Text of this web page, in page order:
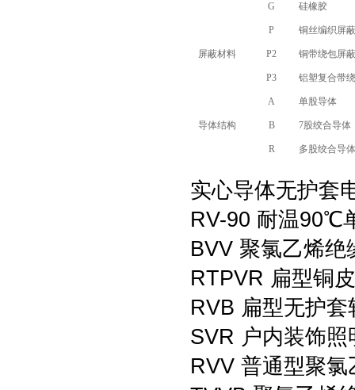
G 硅橡胶
屏蔽材料
P 铜丝编织屏蔽
P2 铜带绕包屏蔽
P3 铝塑复合带
导体结构
A 单股导体
B 7股绞合导体
R 多股绞合导体
实心导体无护套
RV-90 耐温90℃
BVV 聚氯乙烯绝
RTPVR 扁型铜
RVB 扁型无护套
SVR 户内装饰
RVV 普通型聚